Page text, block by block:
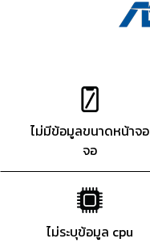
ไม่มีข้อมูลขนาดหน้าจอ
จอ
ไม่ระบุข้อมูล cpu